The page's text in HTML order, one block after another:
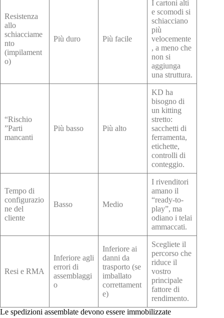
Resistenza
allo
schiacciame
nto
(impilament
o)
Più duro Più facile
I cartoni alti
e scomodi si
schiacciano
più
velocemente
, a meno che
non si
aggiunga
una struttura.
“Rischio
”Parti
mancanti
Più basso Più alto
KD ha
bisogno di
un kitting
stretto:
sacchetti di
ferramenta,
etichette,
controlli di
conteggio.
Tempo di
configurazio
ne del
cliente
Basso Medio
I rivenditori
amano il
“ready-to-
play”, ma
odiano i telai
ammaccati.
Resi e RMA
Inferiore agli
errori di
assemblaggi
o
Inferiore ai
danni da
trasporto (se
imballato
correttament
e)
Scegliete il
percorso che
riduce il
vostro
principale
fattore di
rendimento.
Le spedizioni assemblate devono essere immobilizzate